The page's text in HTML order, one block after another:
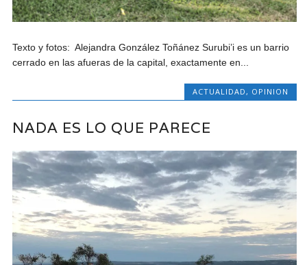
Texto y fotos: Alejandra González Toñánez Surubi’i es un barrio
cerrado en las afueras de la capital, exactamente en...
ACTUALIDAD, OPINION
NADA ES LO QUE PARECE